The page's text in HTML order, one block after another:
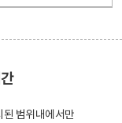
범위내에서만